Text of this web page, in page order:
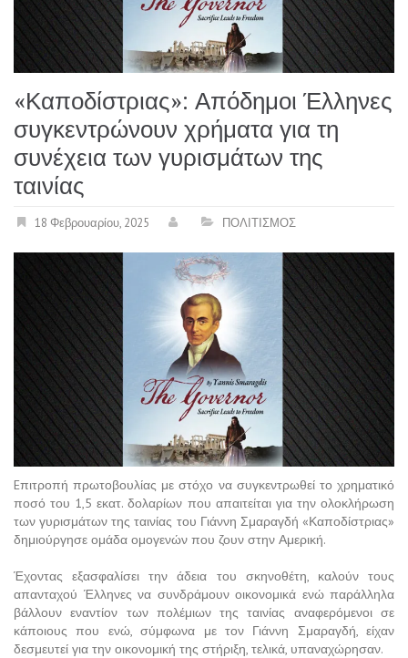
«Καποδίστριας»: Απόδημοι Έλληνες
συγκεντρώνουν χρήματα για τη
συνέχεια των γυρισμάτων της
ταινίας
18 Φεβρουαρίου, 2025 ΠΟΛΙΤΙΣΜΟΣ
Eπιτροπή πρωτοβουλίας με στόχο να συγκεντρωθεί το χρηματικό
ποσό του 1,5 εκατ. δολαρίων που απαιτείται για την ολοκλήρωση
των γυρισμάτων της ταινίας του Γιάννη Σμαραγδή «Καποδίστριας»
δημιούργησε ομάδα ομογενών που ζουν στην Αμερική.
Έχοντας εξασφαλίσει την άδεια του σκηνοθέτη, καλούν τους
απανταχού Έλληνες να συνδράμουν οικονομικά ενώ παράλληλα
βάλλουν εναντίον των πολέμιων της ταινίας αναφερόμενοι σε
κάποιους που ενώ, σύμφωνα με τον Γιάννη Σμαραγδή, είχαν
δεσμευτεί για την οικονομική της στήριξη, τελικά, υπαναχώρησαν.